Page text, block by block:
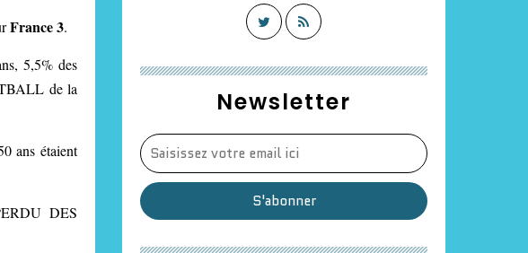
France 3.
5,5% des
de la
ans étaient
DES
Newsletter